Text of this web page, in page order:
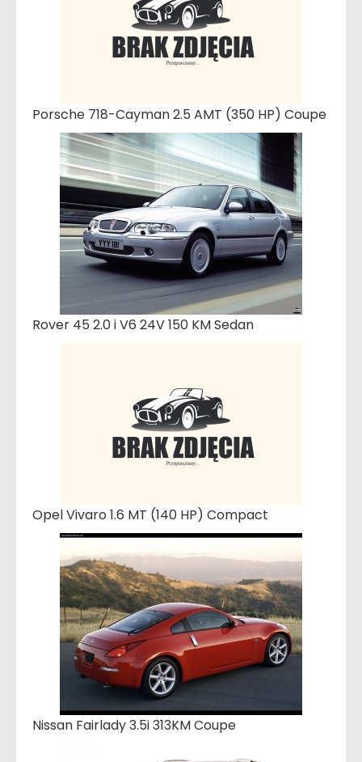
Porsche 718-Cayman 2.5 AMT (350 HP) Coupe
Rover 45 2.0 i V6 24V 150 KM Sedan
Opel Vivaro 1.6 MT (140 HP) Compact
Nissan Fairlady 3.5i 313KM Coupe